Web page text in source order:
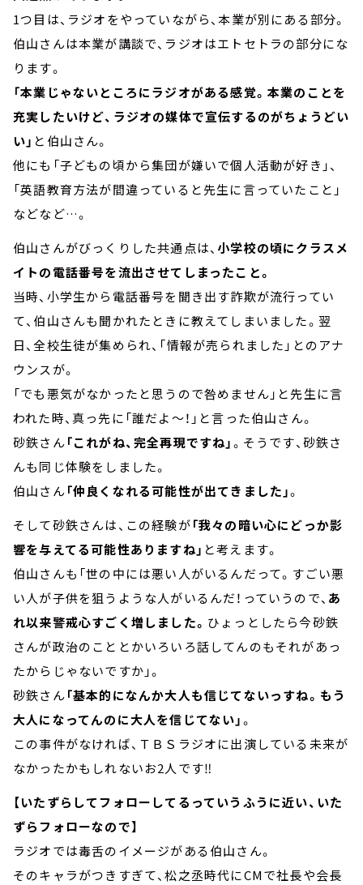
1つ目は、ラジオをやっていながら、本業が別にある部分。
伯山さんは本業が講談で、ラジオはエトセトラの部分にな
ります。
「本業じゃないところにラジオがある感覚。本業のことを
充実したいけど、ラジオの媒体で宣伝するのがちょうどい
い」 と伯山さん。
他にも「子どもの頃から集団が嫌いで個人活動が好き」、
「英語教育方法が間違っていると先生に言っていたこと」
などなど…。
伯山さんがびっくりした共通点は、 小学校の頃にクラスメ
イトの電話番号を流出させてしまったこと。
当時、小学生から電話番号を聞き出す詐欺が流行ってい
て、伯山さんも聞かれたときに教えてしまいました。翌
日、全校生徒が集められ、「情報が売られました」とのアナ
ウンスが。
「でも悪気がなかったと思うので咎めません」と先生に言
われた時、真っ先に「誰だよ～！」と言った伯山さん。
砂鉄さん「これがね、完全再現ですね」。そうです、砂鉄さ
んも同じ体験をしました。
伯山さん「仲良くなれる可能性が出てきました」。
そして砂鉄さんは、この経験が「我々の暗い心にどっか影
響を与えてる可能性ありますね」 と考えます。
伯山さんも「世の中には悪い人がいるんだって。すごい悪
い人が子供を狙うような人がいるんだ！っていうので、 あ
れ以来警戒心すごく増しました。 ひょっとしたら今砂鉄
さんが政治のこととかいろいろ話してんのもそれがあっ
たからじゃないですか」。
砂鉄さん「基本的になんか大人も信じてないっすね。もう
大人になってんのに大人を信じてない」。
この事件がなければ、ＴＢＳラジオに出演している未来が
なかったかもしれないお2人です‼
【いたずらしてフォローしてるっていうふうに近い、いた
ずらフォローなので】
ラジオでは毒舌のイメージがある伯山さん。
そのキャラがつきすぎて、松之丞時代にCMで社長や会長